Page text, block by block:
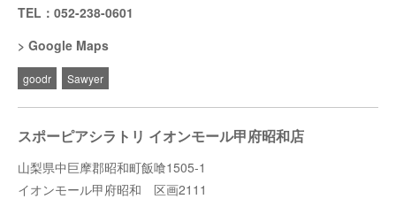
TEL：052-238-0601
Google Maps
goodr Sawyer
スポーピアシラトリ イオンモール甲府昭和店
山梨県中巨摩郡昭和町飯喰1505-1
イオンモール甲府昭和 区画2111